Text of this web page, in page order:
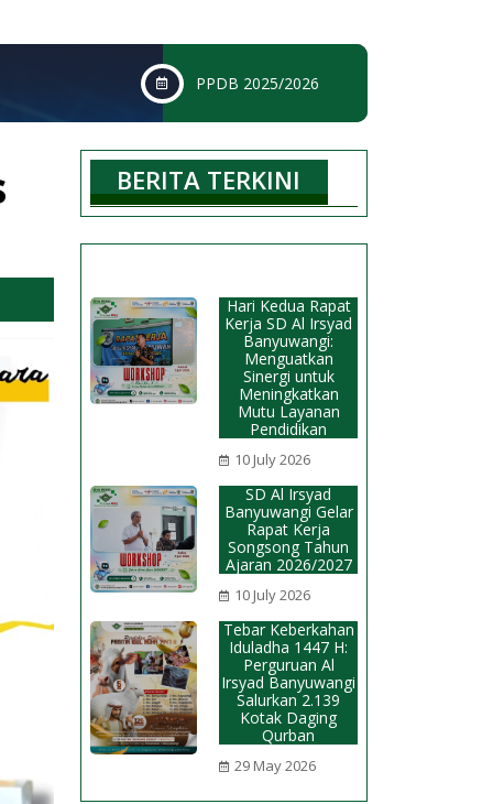
PPDB 2025/2026
BERITA TERKINI
Hari Kedua Rapat
Kerja SD Al Irsyad
Banyuwangi:
Menguatkan
Sinergi untuk
Meningkatkan
Mutu Layanan
Pendidikan
10 July 2026
SD Al Irsyad
Banyuwangi Gelar
Rapat Kerja
Songsong Tahun
Ajaran 2026/2027
10 July 2026
Tebar Keberkahan
Iduladha 1447 H:
Perguruan Al
Irsyad Banyuwangi
Salurkan 2.139
Kotak Daging
Qurban
29 May 2026